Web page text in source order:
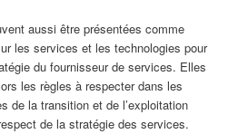
aussi être présentées comme
les services et les technologies pour
du fournisseur de services. Elles
les règles à respecter dans les
de la transition et de l’exploitation
de la stratégie des services.